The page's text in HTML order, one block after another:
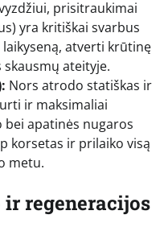
prisitraukimai
yra kritiškai svarbus
atverti krūtinę
ateityje.
Nors atrodo statiškas ir
ir maksimaliai
apatinės nugaros
korsetas ir prilaiko visą
metu.
regeneracijos